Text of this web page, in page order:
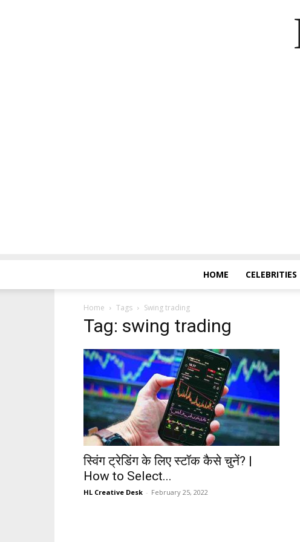
HOME CELEBRITIES
Home Tags Swing trading
Tag: swing trading
स्विंग ट्रेडिंग के लिए स्टॉक कैसे चुनें? |
How to Select...
HL Creative Desk - February 25, 2022